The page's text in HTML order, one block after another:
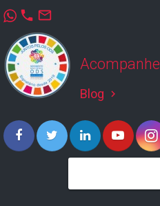
phone mail_outline
Acompanhe
Blog keyboard_arrow_right